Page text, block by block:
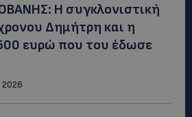
Η συγκλονιστική
Δημήτρη και η
ευρώ που του έδωσε
2026